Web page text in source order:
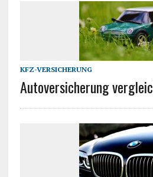
KFZ-VERSICHERUNG
Autoversicherung